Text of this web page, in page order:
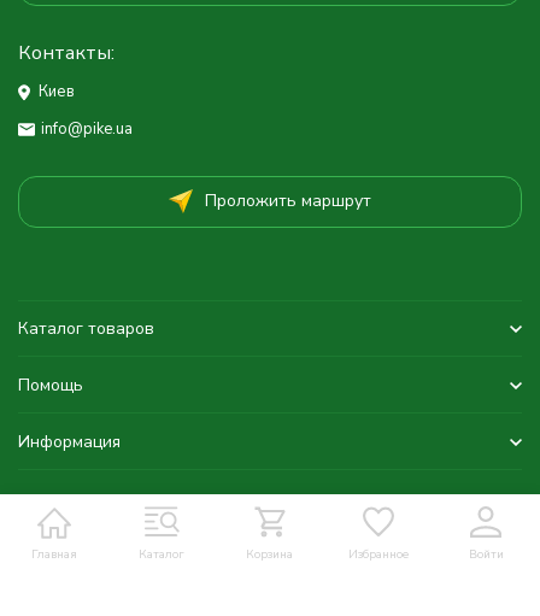
Главная Каталог Корзина Избранное Войти
Контакты:
Киев
info@pike.ua
Проложить маршрут
Каталог товаров
Помощь
Информация